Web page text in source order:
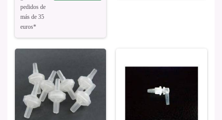
pedidos de
más de 35
euros*